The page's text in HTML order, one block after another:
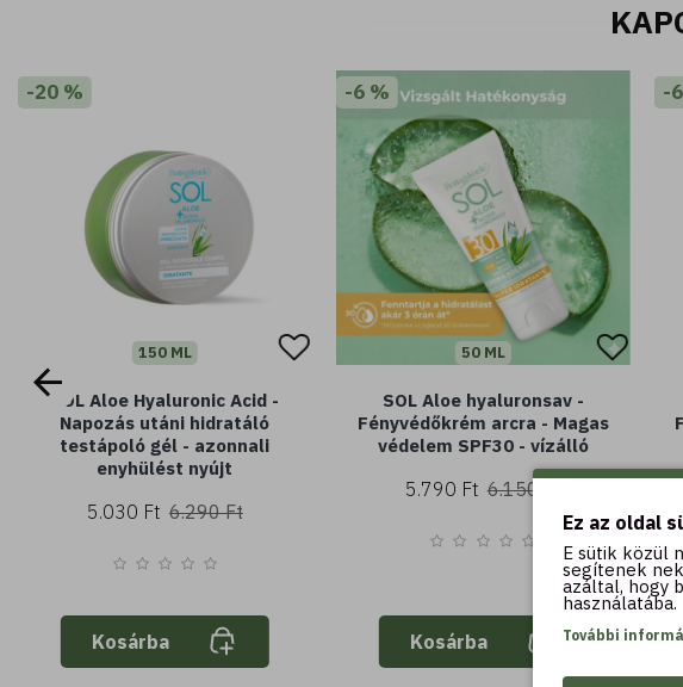
-20 %
150 ML
SOL Aloe Hyaluronic Acid -
Napozás utáni hidratáló
testápoló gél - azonnali
enyhülést nyújt
5.030 Ft 6.290 Ft
Kosárba
-6 %
50 ML
SOL Aloe hyaluronsav -
Fényvédőkrém arcra - Magas
védelem SPF30 - vízálló
5.790 Ft 6.150 Ft
Kosárba
-
Ez az oldal
E sütik közül
segítenek
azáltal, hogy
használatába.
További